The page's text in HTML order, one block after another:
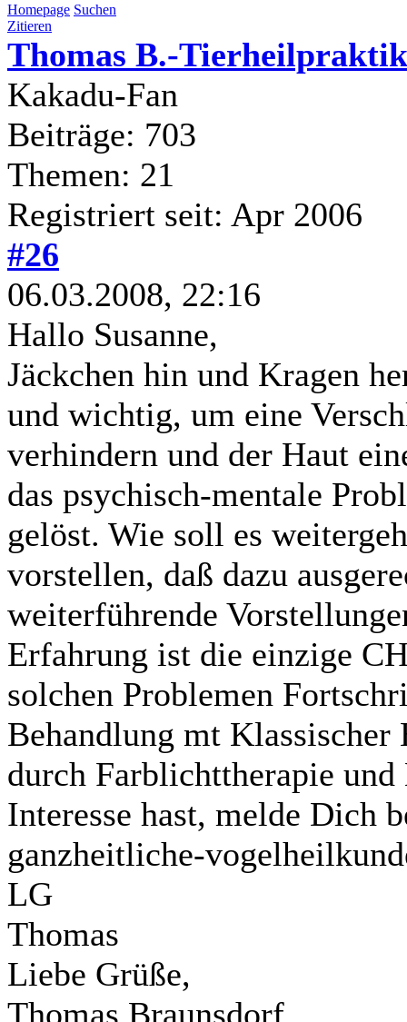
Homepage Suchen
Zitieren
Thomas B.-
Kakadu-Fan
Beiträge: 703
Themen: 21
Registriert seit: Apr 2006
#26
06.03.2008, 22:16
Hallo Susanne,
Jäckchen hin und Kragen
und wichtig, um eine
verhindern und der Haut
das psychisch-mentale
gelöst. Wie soll es
vorstellen, daß dazu
weiterführende
Erfahrung ist die einzige
solchen Problemen
Behandlung mt
durch Farblichttherapie
Interesse hast, melde Dich
ganzheitliche-
LG
Thomas
Liebe Grüße,
Thomas Braunsdorf